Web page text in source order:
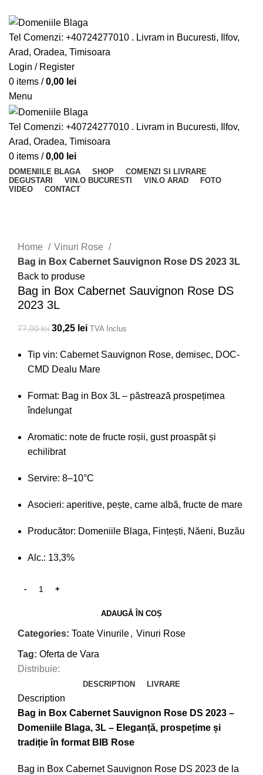
Tel Comenzi: +40724277010 . Livram in Bucuresti, Ilfov,
Arad, Oradea, Timisoara
Login / Register
0 items / 0,00 lei
Menu
Tel Comenzi: +40724277010 . Livram in Bucuresti, Ilfov,
Arad, Oradea, Timisoara
0 items / 0,00 lei
DOMENIILE BLAGA SHOP
COMENZI SI LIVRARE
DEGUSTARI
VIN.O BUCURESTI VIN.O ARAD
FOTO
VIDEO
CONTACT
Home
Vinuri Rose
Bag in Box Cabernet Sauvignon Rose DS 2023 3L
Back to produse
Bag in Box Cabernet Sauvignon Rose DS
2023 3L
77,00lei 30,25 lei TVA Inclus
Tip vin: Cabernet Sauvignon Rose, demisec, DOC-
CMD Dealu Mare
Format: Bag in Box 3L – păstrează prospețimea
îndelungat
Aromatic: note de fructe roșii, gust proaspăt și
echilibrat
Servire: 8–10°C
Asocieri: aperitive, pește, carne albă, fructe de mare
Producător: Domeniile Blaga, Fințești, Năeni, Buzău
Alc.: 13,3%
ADAUGĂ ÎN COȘ
Categories: Toate Vinurile, Vinuri Rose
Tag: Oferta de Vara
Distribuie:
DESCRIPTION LIVRARE
Description
Bag in Box Cabernet Sauvignon Rose DS 2023 –
Domeniile Blaga, 3L – Eleganță, prospețime și
tradiție în format BIB Rose
Bag in Box Cabernet Sauvignon Rose DS 2023 de la